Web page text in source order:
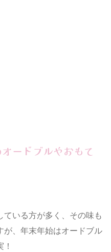
ードブルやおもて
いる方が多く、その味も
、年末年始はオードブル